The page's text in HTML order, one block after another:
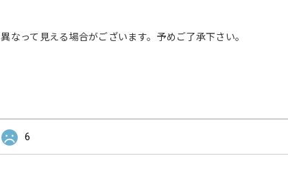
って見える場合がございます。予めご了承下さい。
6